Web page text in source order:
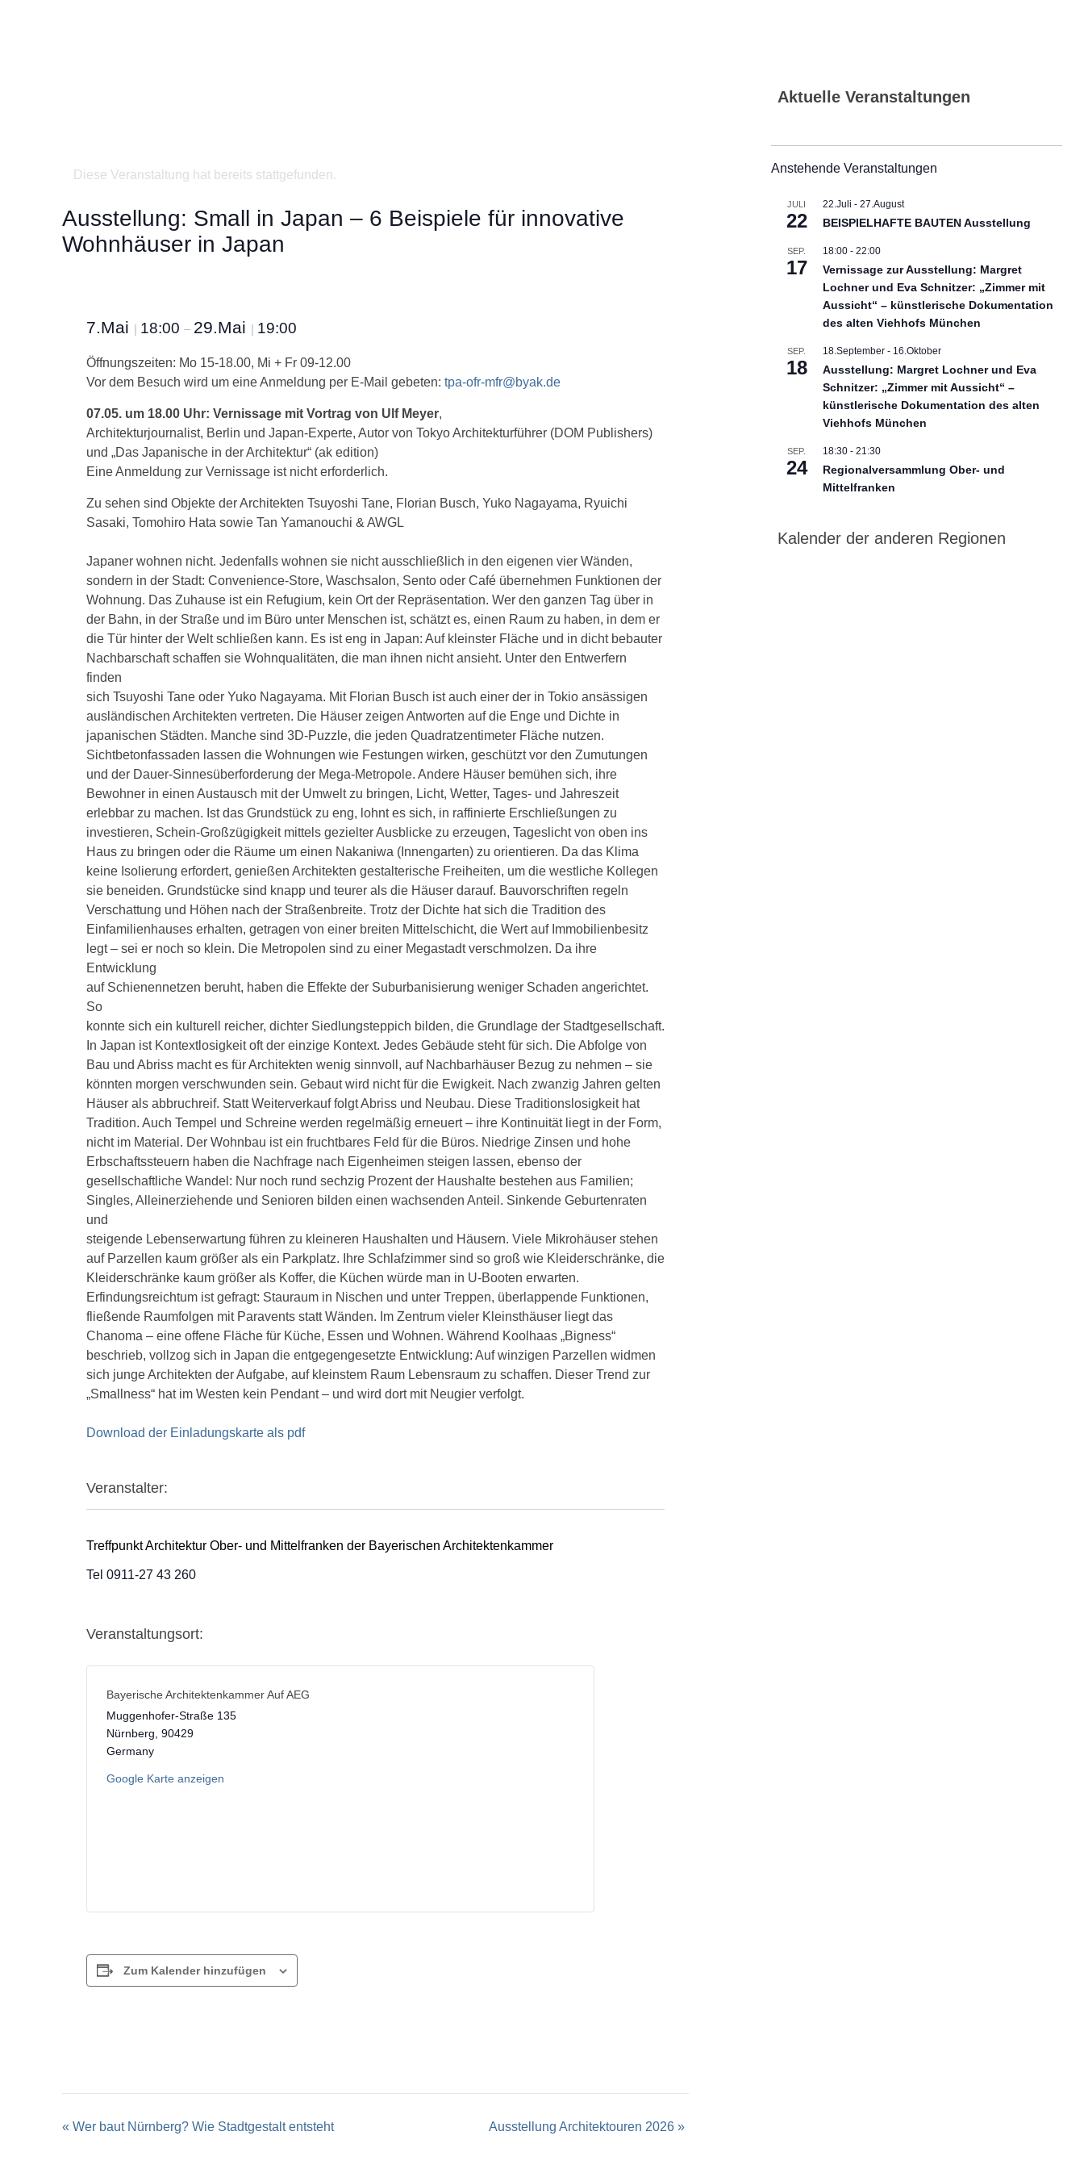
Diese Veranstaltung hat bereits stattgefunden.
Ausstellung: Small in Japan – 6 Beispiele für innovative
Wohnhäuser in Japan
7.Mai | 18:00 – 29.Mai | 19:00
Öffnungszeiten: Mo 15-18.00, Mi + Fr 09-12.00
Vor dem Besuch wird um eine Anmeldung per E-Mail gebeten: tpa-ofr-mfr@byak.de
07.05. um 18.00 Uhr: Vernissage mit Vortrag von Ulf Meyer,
Architekturjournalist, Berlin und Japan-Experte, Autor von Tokyo Architekturführer (DOM Publishers)
und „Das Japanische in der Architektur“ (ak edition)
Eine Anmeldung zur Vernissage ist nicht erforderlich.
Zu sehen sind Objekte der Architekten Tsuyoshi Tane, Florian Busch, Yuko Nagayama, Ryuichi
Sasaki, Tomohiro Hata sowie Tan Yamanouchi & AWGL
Japaner wohnen nicht. Jedenfalls wohnen sie nicht ausschließlich in den eigenen vier Wänden,
sondern in der Stadt: Convenience-Store, Waschsalon, Sento oder Café übernehmen Funktionen der
Wohnung. Das Zuhause ist ein Refugium, kein Ort der Repräsentation. Wer den ganzen Tag über in
der Bahn, in der Straße und im Büro unter Menschen ist, schätzt es, einen Raum zu haben, in dem er
die Tür hinter der Welt schließen kann. Es ist eng in Japan: Auf kleinster Fläche und in dicht bebauter
Nachbarschaft schaffen sie Wohnqualitäten, die man ihnen nicht ansieht. Unter den Entwerfern
finden
sich Tsuyoshi Tane oder Yuko Nagayama. Mit Florian Busch ist auch einer der in Tokio ansässigen
ausländischen Architekten vertreten. Die Häuser zeigen Antworten auf die Enge und Dichte in
japanischen Städten. Manche sind 3D-Puzzle, die jeden Quadratzentimeter Fläche nutzen.
Sichtbetonfassaden lassen die Wohnungen wie Festungen wirken, geschützt vor den Zumutungen
und der Dauer-Sinnesüberforderung der Mega-Metropole. Andere Häuser bemühen sich, ihre
Bewohner in einen Austausch mit der Umwelt zu bringen, Licht, Wetter, Tages- und Jahreszeit
erlebbar zu machen. Ist das Grundstück zu eng, lohnt es sich, in raffinierte Erschließungen zu
investieren, Schein-Großzügigkeit mittels gezielter Ausblicke zu erzeugen, Tageslicht von oben ins
Haus zu bringen oder die Räume um einen Nakaniwa (Innengarten) zu orientieren. Da das Klima
keine Isolierung erfordert, genießen Architekten gestalterische Freiheiten, um die westliche Kollegen
sie beneiden. Grundstücke sind knapp und teurer als die Häuser darauf. Bauvorschriften regeln
Verschattung und Höhen nach der Straßenbreite. Trotz der Dichte hat sich die Tradition des
Einfamilienhauses erhalten, getragen von einer breiten Mittelschicht, die Wert auf Immobilienbesitz
legt – sei er noch so klein. Die Metropolen sind zu einer Megastadt verschmolzen. Da ihre
Entwicklung
auf Schienennetzen beruht, haben die Effekte der Suburbanisierung weniger Schaden angerichtet.
So
konnte sich ein kulturell reicher, dichter Siedlungsteppich bilden, die Grundlage der Stadtgesellschaft.
In Japan ist Kontextlosigkeit oft der einzige Kontext. Jedes Gebäude steht für sich. Die Abfolge von
Bau und Abriss macht es für Architekten wenig sinnvoll, auf Nachbarhäuser Bezug zu nehmen – sie
könnten morgen verschwunden sein. Gebaut wird nicht für die Ewigkeit. Nach zwanzig Jahren gelten
Häuser als abbruchreif. Statt Weiterverkauf folgt Abriss und Neubau. Diese Traditionslosigkeit hat
Tradition. Auch Tempel und Schreine werden regelmäßig erneuert – ihre Kontinuität liegt in der Form,
nicht im Material. Der Wohnbau ist ein fruchtbares Feld für die Büros. Niedrige Zinsen und hohe
Erbschaftssteuern haben die Nachfrage nach Eigenheimen steigen lassen, ebenso der
gesellschaftliche Wandel: Nur noch rund sechzig Prozent der Haushalte bestehen aus Familien;
Singles, Alleinerziehende und Senioren bilden einen wachsenden Anteil. Sinkende Geburtenraten
und
steigende Lebenserwartung führen zu kleineren Haushalten und Häusern. Viele Mikrohäuser stehen
auf Parzellen kaum größer als ein Parkplatz. Ihre Schlafzimmer sind so groß wie Kleiderschränke, die
Kleiderschränke kaum größer als Koffer, die Küchen würde man in U-Booten erwarten.
Erfindungsreichtum ist gefragt: Stauraum in Nischen und unter Treppen, überlappende Funktionen,
fließende Raumfolgen mit Paravents statt Wänden. Im Zentrum vieler Kleinsthäuser liegt das
Chanoma – eine offene Fläche für Küche, Essen und Wohnen. Während Koolhaas „Bigness“
beschrieb, vollzog sich in Japan die entgegengesetzte Entwicklung: Auf winzigen Parzellen widmen
sich junge Architekten der Aufgabe, auf kleinstem Raum Lebensraum zu schaffen. Dieser Trend zur
„Smallness“ hat im Westen kein Pendant – und wird dort mit Neugier verfolgt.
Download der Einladungskarte als pdf
Veranstalter:
Treffpunkt Architektur Ober- und Mittelfranken der Bayerischen Architektenkammer
Tel 0911-27 43 260
Veranstaltungsort:
Bayerische Architektenkammer Auf AEG
Muggenhofer-Straße 135
Nürnberg 90429
Germany
Google Karte anzeigen
Zum Kalender hinzufügen
Veranstaltung-
« Wer baut Nürnberg? Wie Stadtgestalt entsteht Ausstellung Architektouren 2026»
Aktuelle Veranstaltungen
Anstehende Veranstaltungen
JULI
22
22.Juli - 27.August
BEISPIELHAFTE BAUTEN Ausstellung
SEP.
17
18:00- 22:00
Vernissage zur Ausstellung: Margret
Lochner und Eva Schnitzer: „Zimmer mit
Aussicht“ – künstlerische Dokumentation
des alten Viehhofs München
SEP.
18
18.September- 16.Oktober
Ausstellung: Margret Lochner und Eva
Schnitzer: „Zimmer mit Aussicht“ –
künstlerische Dokumentation des alten
Viehhofs München
SEP.
24
18:30- 21:30
Regionalversammlung Ober- und
Mittelfranken
Kalender der anderen Regionen